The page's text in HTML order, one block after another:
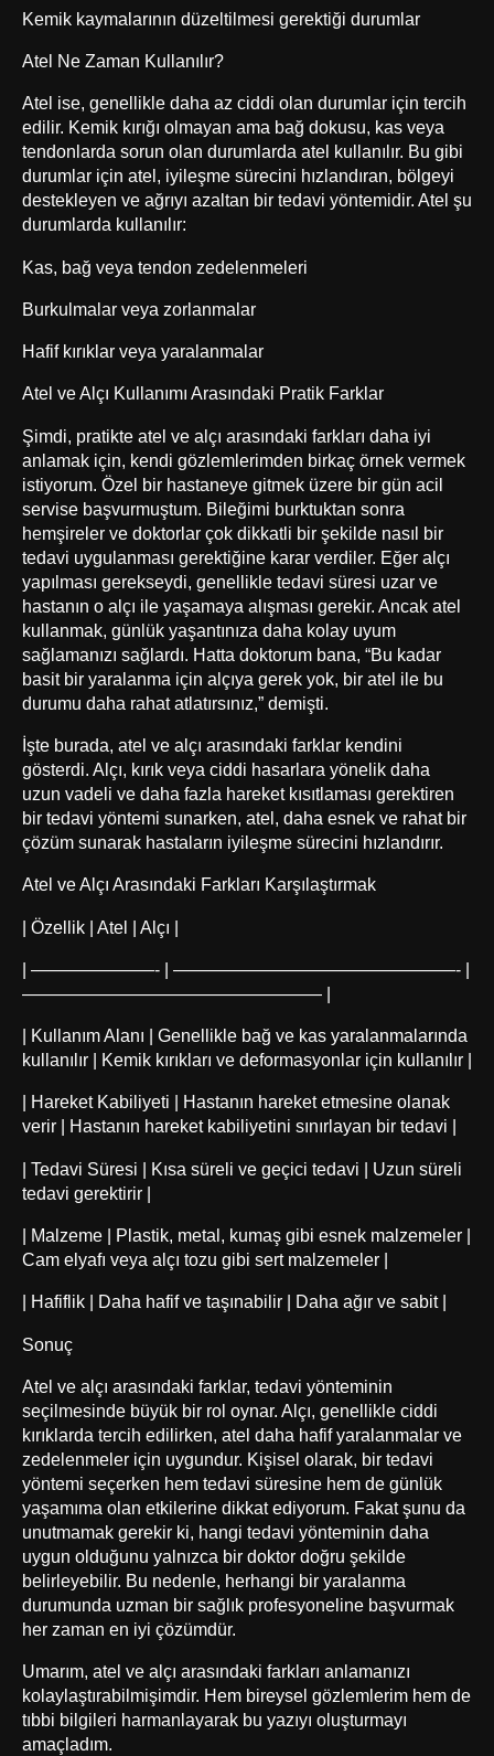
Kemik kaymalarının düzeltilmesi gerektiği durumlar
Atel Ne Zaman Kullanılır?
Atel ise, genellikle daha az ciddi olan durumlar için tercih
edilir. Kemik kırığı olmayan ama bağ dokusu, kas veya
tendonlarda sorun olan durumlarda atel kullanılır. Bu gibi
durumlar için atel, iyileşme sürecini hızlandıran, bölgeyi
destekleyen ve ağrıyı azaltan bir tedavi yöntemidir. Atel şu
durumlarda kullanılır:
Kas, bağ veya tendon zedelenmeleri
Burkulmalar veya zorlanmalar
Hafif kırıklar veya yaralanmalar
Atel ve Alçı Kullanımı Arasındaki Pratik Farklar
Şimdi, pratikte atel ve alçı arasındaki farkları daha iyi
anlamak için, kendi gözlemlerimden birkaç örnek vermek
istiyorum. Özel bir hastaneye gitmek üzere bir gün acil
servise başvurmuştum. Bileğimi burktuktan sonra
hemşireler ve doktorlar çok dikkatli bir şekilde nasıl bir
tedavi uygulanması gerektiğine karar verdiler. Eğer alçı
yapılması gerekseydi, genellikle tedavi süresi uzar ve
hastanın o alçı ile yaşamaya alışması gerekir. Ancak atel
kullanmak, günlük yaşantınıza daha kolay uyum
sağlamanızı sağlardı. Hatta doktorum bana, “Bu kadar
basit bir yaralanma için alçıya gerek yok, bir atel ile bu
durumu daha rahat atlatırsınız,” demişti.
İşte burada, atel ve alçı arasındaki farklar kendini
gösterdi. Alçı, kırık veya ciddi hasarlara yönelik daha
uzun vadeli ve daha fazla hareket kısıtlaması gerektiren
bir tedavi yöntemi sunarken, atel, daha esnek ve rahat bir
çözüm sunarak hastaların iyileşme sürecini hızlandırır.
Atel ve Alçı Arasındaki Farkları Karşılaştırmak
| Özellik | Atel | Alçı |
| ———————- | ————————————————- |
————————————————— |
| Kullanım Alanı | Genellikle bağ ve kas yaralanmalarında
kullanılır | Kemik kırıkları ve deformasyonlar için kullanılır |
| Hareket Kabiliyeti | Hastanın hareket etmesine olanak
verir | Hastanın hareket kabiliyetini sınırlayan bir tedavi |
| Tedavi Süresi | Kısa süreli ve geçici tedavi | Uzun süreli
tedavi gerektirir |
| Malzeme | Plastik, metal, kumaş gibi esnek malzemeler |
Cam elyafı veya alçı tozu gibi sert malzemeler |
| Hafiflik | Daha hafif ve taşınabilir | Daha ağır ve sabit |
Sonuç
Atel ve alçı arasındaki farklar, tedavi yönteminin
seçilmesinde büyük bir rol oynar. Alçı, genellikle ciddi
kırıklarda tercih edilirken, atel daha hafif yaralanmalar ve
zedelenmeler için uygundur. Kişisel olarak, bir tedavi
yöntemi seçerken hem tedavi süresine hem de günlük
yaşamıma olan etkilerine dikkat ediyorum. Fakat şunu da
unutmamak gerekir ki, hangi tedavi yönteminin daha
uygun olduğunu yalnızca bir doktor doğru şekilde
belirleyebilir. Bu nedenle, herhangi bir yaralanma
durumunda uzman bir sağlık profesyoneline başvurmak
her zaman en iyi çözümdür.
Umarım, atel ve alçı arasındaki farkları anlamanızı
kolaylaştırabilmişimdir. Hem bireysel gözlemlerim hem de
tıbbi bilgileri harmanlayarak bu yazıyı oluşturmayı
amaçladım.